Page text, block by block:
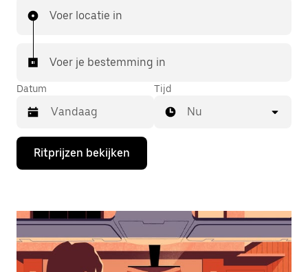
Voer locatie in
Voer je bestemming in
Datum
Druk
de
de
te
openen
Tijd
Nu
Ritprijzen bekijken